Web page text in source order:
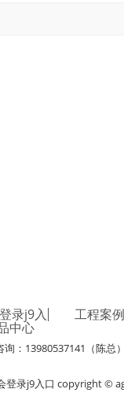
录j9入
中心
工程案例
询：13980537141（陈总
登录j9入口 copyright ©